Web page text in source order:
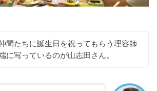
間たちに誕生日を祝ってもらう理容師
に写っているのが山志田さん。